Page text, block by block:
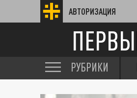
АВТОРИЗАЦИЯ
РУБРИКИ